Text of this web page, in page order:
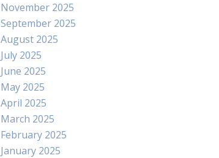
November 2025
September 2025
August 2025
July 2025
June 2025
May 2025
April 2025
March 2025
February 2025
January 2025